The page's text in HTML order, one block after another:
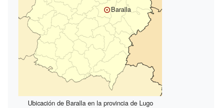
Baralla
Ubicación de Baralla en la provincia de Lugo